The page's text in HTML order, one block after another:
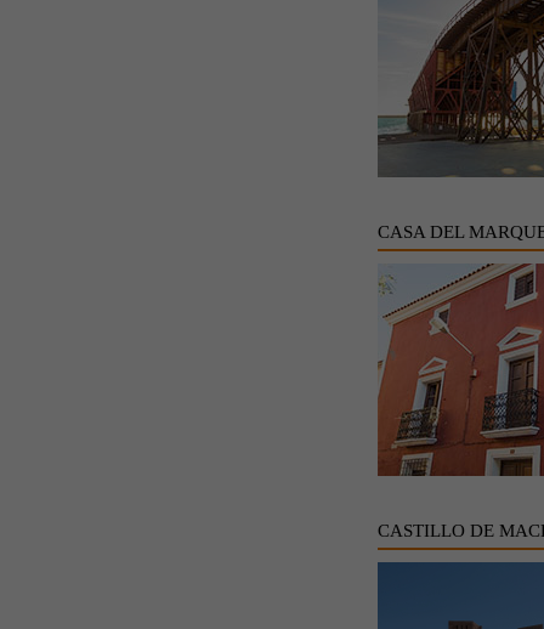
CASA DEL
CASTILLO DE